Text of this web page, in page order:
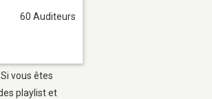
60 Auditeurs
vous êtes
playlist et